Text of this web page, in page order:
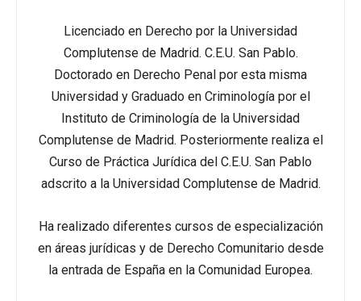
Licenciado en Derecho por la Universidad
Complutense de Madrid. C.E.U. San Pablo.
Doctorado en Derecho Penal por esta misma
Universidad y Graduado en Criminología por el
Instituto de Criminología de la Universidad
Complutense de Madrid. Posteriormente realiza el
Curso de Práctica Jurídica del C.E.U. San Pablo
adscrito a la Universidad Complutense de Madrid.
Ha realizado diferentes cursos de especialización
en áreas jurídicas y de Derecho Comunitario desde
la entrada de España en la Comunidad Europea.